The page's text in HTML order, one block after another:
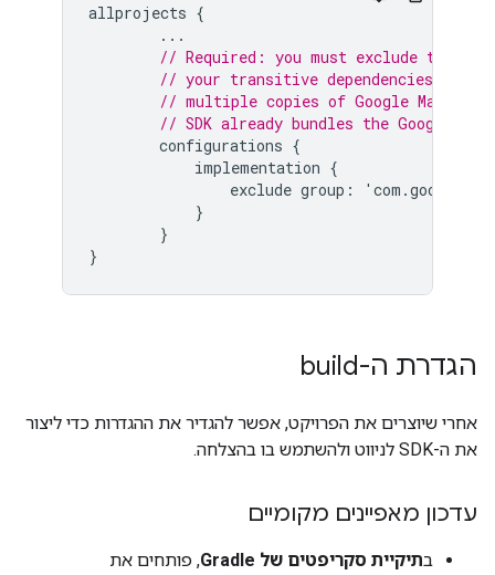
allprojects {
...
// Required: you must exclude the
// your transitive dependencies to
// multiple copies of Google Maps
// SDK already bundles the Google
configurations {
implementation {
exclude group : ' com .google
}
}
}
הגדרת ה-build
אחרי שיוצרים את הפרויקט, אפשר להגדיר את ההגדרות כדי ליצור
את ה-SDK לניווט ולהשתמש בו בהצלחה.
עדכון מאפיינים מקומיים
בתיקיית סקריפטים של Gradle
, פותחים את